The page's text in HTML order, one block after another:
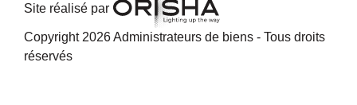
Site réalisé par
Copyright 2026 Administrateurs de biens - Tous droits
réservés